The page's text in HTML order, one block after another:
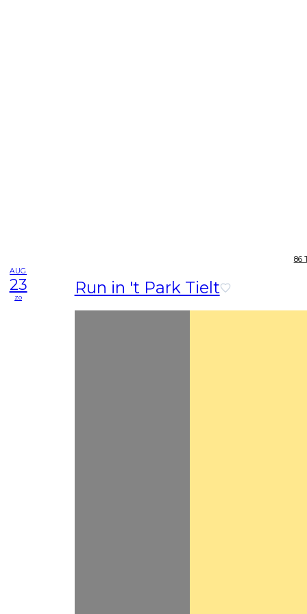
86
AUG
23
zo Run in 't Park Tielt